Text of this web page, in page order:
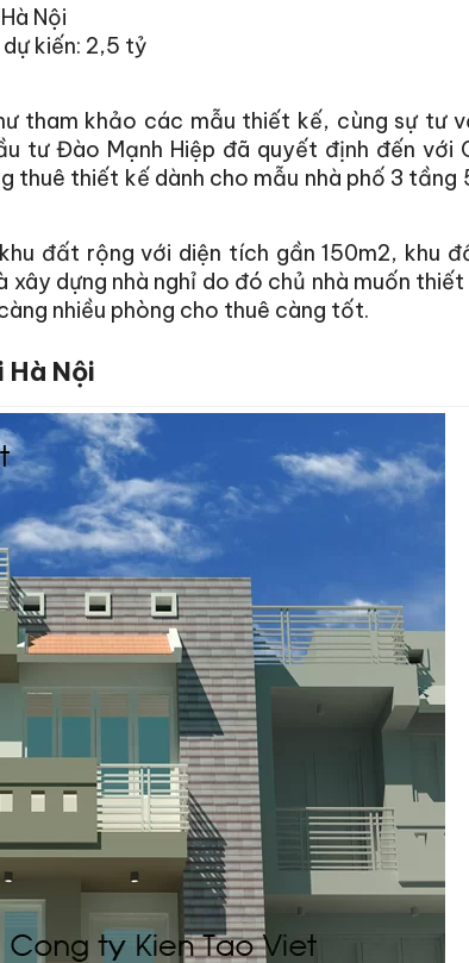
Nội
kiến: 2,5 tỷ
tham khảo các mẫu thiết kế, cùng sự tư
tư Đào Mạnh Hiệp đã quyết định đến với
thuê thiết kế dành cho mẫu nhà phố 3 tầng
đất rộng với diện tích gần 150m2, khu
dựng nhà nghỉ do đó chủ nhà muốn thiết
nhiều phòng cho thuê càng tốt.
Nội